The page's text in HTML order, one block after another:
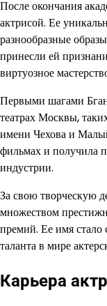
После окончания
актрисой. Ее
разнообразные
принесли ей
виртуозное
Первыми шагами
театрах Москвы,
имени Чехова и
фильмах и получила
индустрии.
За свою творческую
множеством
премий. Ее имя стало
таланта в мире
Карьера